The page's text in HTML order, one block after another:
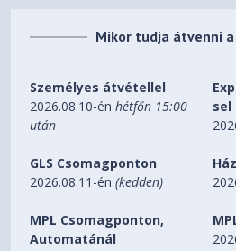
Abmessungen
Gewicht
Mikor tudja átvenni
Személyes átvétellel
2026.08.10-énhétfőn 15:00
után
sel
GLS Csomagponton
2026.08.11-én(kedden)
MPL Csomagponton,
Automatánál